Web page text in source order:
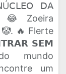
𝖣𝖠
😂 Zoeira
🔥 Flerte
𝗦𝗘𝗠
mundo
um